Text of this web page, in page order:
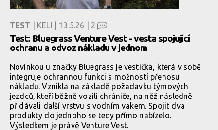
TEST | KELI | 13.5.26 | 2
Test: Bluegrass Venture Vest - vesta spojující
ochranu a odvoz nákladu v jednom
Novinkou u značky Bluegrass je vestička, která v sobě
integruje ochrannou funkci s možností přenosu
nákladu. Vznikla na základě požadavku týmových
jezdců, kteří běžně vozili chrániče, na něž následně
přidávali další vrstvu s vodním vakem. Spojit dva
produkty do jednoho se tedy přímo nabízelo.
Výsledkem je právě Venture Vest.